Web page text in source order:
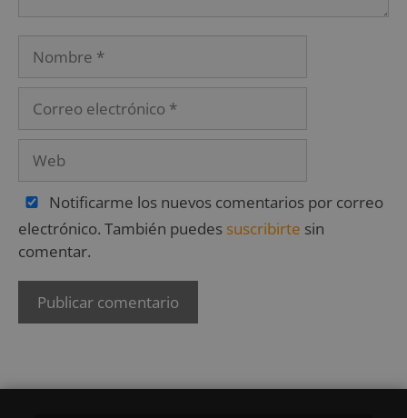
Notificarme los nuevos comentarios por correo
electrónico. También puedes suscribirte sin
comentar.